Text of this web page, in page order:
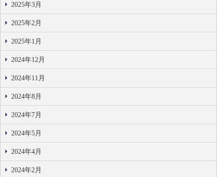
2025年3月
2025年2月
2025年1月
2024年12月
2024年11月
2024年8月
2024年7月
2024年5月
2024年4月
2024年2月